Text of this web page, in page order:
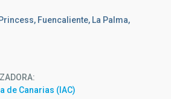
Fuencaliente, La Palma,
de Canarias (IAC)